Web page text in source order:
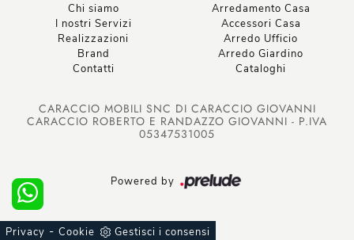
Chi siamo
I nostri Servizi
Realizzazioni
Brand
Contatti
Arredamento Casa
Accessori Casa
Arredo Ufficio
Arredo Giardino
Cataloghi
CARACCIO MOBILI SNC DI CARACCIO GIOVANNI
CARACCIO ROBERTO E RANDAZZO GIOVANNI - P.IVA
05347531005
Powered by
Privacy - Cookie Gestisci i consensi